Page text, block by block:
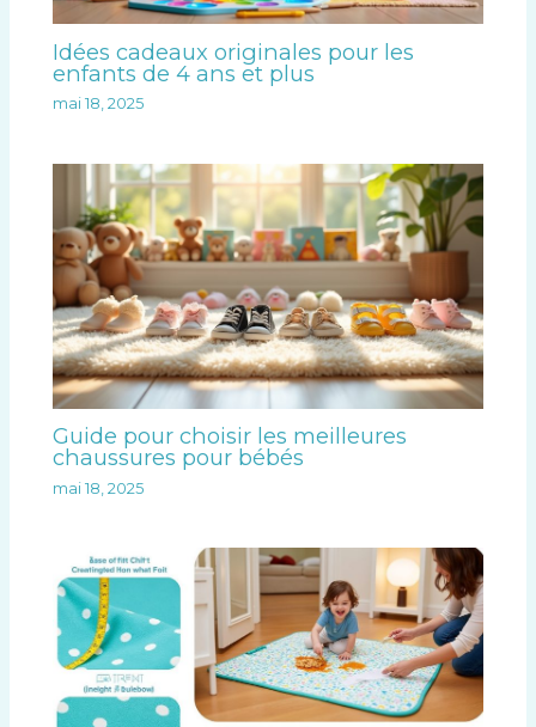
Idées cadeaux originales pour les
enfants de 4 ans et plus
mai 18, 2025
Guide pour choisir les meilleures
chaussures pour bébés
mai 18, 2025